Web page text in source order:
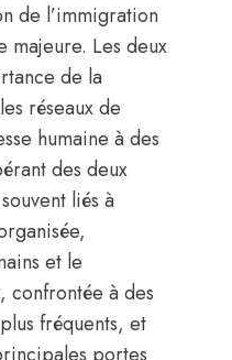
de l’immigration
majeure. Les deux
de la
réseaux de
humaine à des
des deux
liés à
et le
confrontée à des
fréquents, et